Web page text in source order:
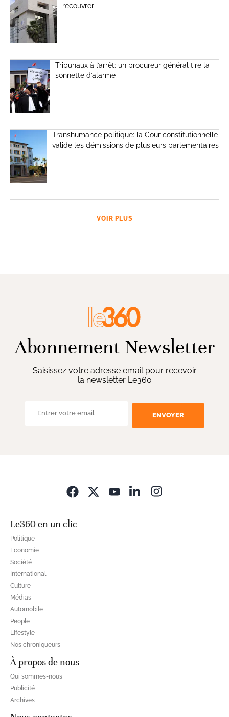
recouvrer
Tribunaux à l’arrêt: un procureur général tire la
sonnette d’alarme
Transhumance politique: la Cour constitutionnelle
valide les démissions de plusieurs parlementaires
VOIR PLUS
Abonnement Newsletter
Saisissez votre adresse email pour recevoir
la newsletter Le360
ENVOYER
Le360 en un clic
Politique
Economie
Société
International
Culture
Médias
Automobile
People
Lifestyle
Nos chroniqueurs
À propos de nous
Qui sommes-nous
Publicité
Archives